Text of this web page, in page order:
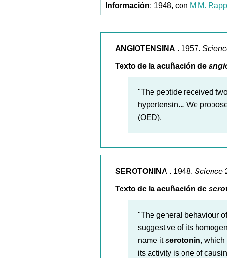
1948, con M.M.
ANGIOTENSINA . 1957.
Texto de la acuñación de
"The peptide received
hypertensin.‥ We
(OED).
SEROTONINA . 1948. Science
Texto de la acuñación de
"The general behaviour
suggestive of its
name itserotonin, which
its activity is one of